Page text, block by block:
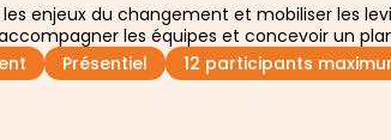
enjeux du changement et mobiliser les
les équipes et concevoir un
Présentiel 12 participants